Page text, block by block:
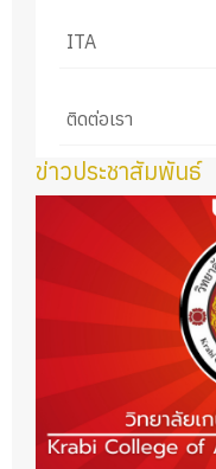
ITA
ติดต่อเรา
ข่าวประชาสัมพันธ์